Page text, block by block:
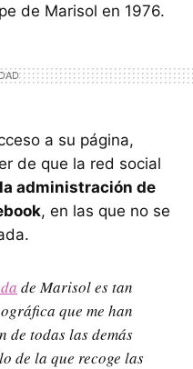
de Marisol en 1976.
a su página,
de que la red social
administración de
, en las que no se
de Marisol es tan
que me han
todas las demás
de la que recoge las